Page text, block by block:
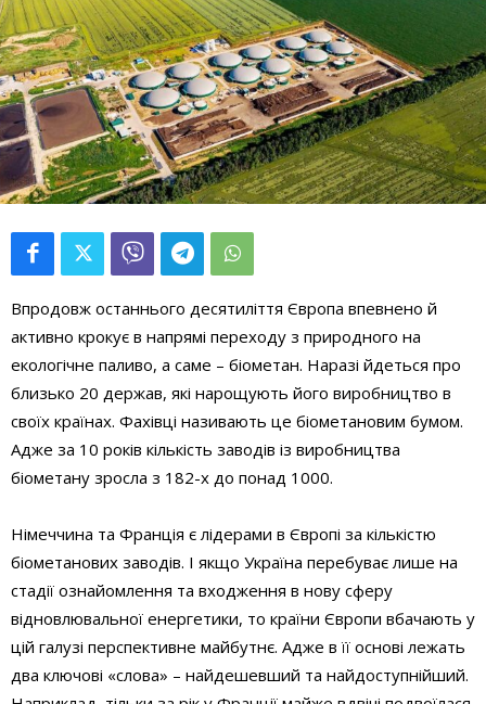
Впродовж останнього десятиліття Європа впевнено й
активно крокує в напрямі переходу з природного на
екологічне паливо, а саме – біометан. Наразі йдеться про
близько 20 держав, які нарощують його виробництво в
своїх країнах. Фахівці називають це біометановим бумом.
Адже за 10 років кількість заводів із виробництва
біометану зросла з 182-х до понад 1000.
Німеччина та Франція є лідерами в Європі за кількістю
біометанових заводів. І якщо Україна перебуває лише на
стадії ознайомлення та входження в нову сферу
відновлювальної енергетики, то країни Європи вбачають у
цій галузі перспективне майбутнє. Адже в її основі лежать
два ключові «слова» – найдешевший та найдоступнійший.